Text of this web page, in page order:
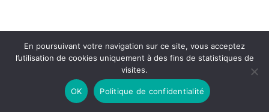
En poursuivant votre navigation sur ce site, vous acceptez
l’utilisation de cookies uniquement à des fins de statistiques de
visites.
OK Politique de confidentialité